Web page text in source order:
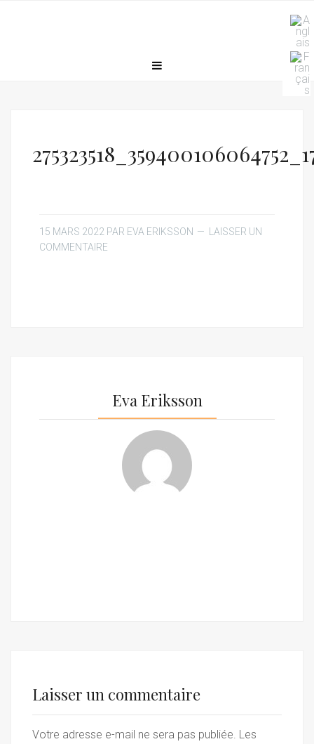
15 MARS 2022 PAR EVA ERIKSSON
LAISSER UN
COMMENTAIRE
Eva Eriksson
Laisser un commentaire
Votre adresse e-mail ne sera pas publiée. Les